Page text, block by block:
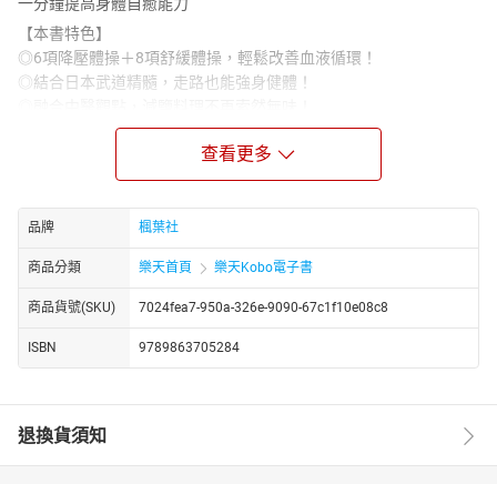
【本書特色】
◎6項降壓體操＋8項舒緩體操，輕鬆改善血液循環！
◎結合日本武道精髓，走路也能強身健體！
高血壓作為排名第一的「國民病」，
卻讓人感到束手無策，只能靠長期服藥來控制。
其實，透過簡單的運動和飲食就能有助於降低血壓。
本書介紹的「降壓體操」結合了中醫與日本武道思想，
只要每天空閒時撥出短短1分鐘的時間，
即可提高自身的自癒能力。
配合簡單的飲食調理和良好的生活習慣，
擺脫僅靠長期服藥的高血壓生活，打造健康體質！
揉搓腿部 ▶ 喚醒第二心臟，改善循環系統。
空氣揮刀 ▶ 舒緩焦躁心情，刺激末梢血管。
查看更多
品牌 楓葉社
商品分類 樂天首頁 樂天Kobo電子書
商品貨號(SKU) 7024fea7-950a-326e-9090-67c1f10e08c8
ISBN 9789863705284
退換貨須知